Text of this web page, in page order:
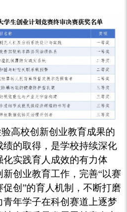
高校创新创业教育成果的
的取得，是学校持续深化
实践育人成效的有力体
创业教育工作，完善“以赛
创”的育人机制，不断打磨
年学子在科创赛道上逐梦